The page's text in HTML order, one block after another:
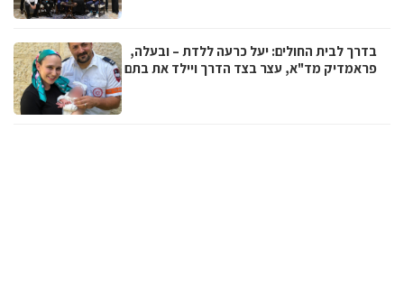
בדרך לבית החולים: יעל כרעה ללדת – ובעלה,
פראמדיק מד"א, עצר בצד הדרך ויילד את בתם